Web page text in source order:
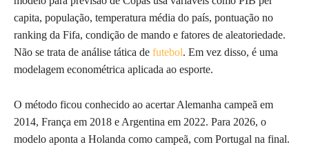
capita, população, temperatura média do país, pontuação no
ranking da Fifa, condição de mando e fatores de aleatoriedade.
Não se trata de análise tática de futebol. Em vez disso, é uma
modelagem econométrica aplicada ao esporte.
O método ficou conhecido ao acertar Alemanha campeã em
2014, França em 2018 e Argentina em 2022. Para 2026, o
modelo aponta a Holanda como campeã, com Portugal na final.